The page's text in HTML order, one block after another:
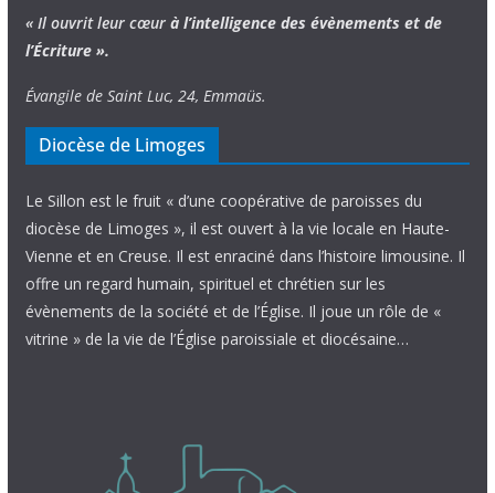
« Il ouvrit leur cœur à l’intelligence des évènements et de
l’Écriture ».
Évangile de Saint Luc, 24, Emmaüs.
Diocèse de Limoges
Le Sillon est le fruit « d’une coopérative de paroisses du
diocèse de Limoges », il est ouvert à la vie locale en Haute-
Vienne et en Creuse. Il est enraciné dans l’histoire limousine. Il
offre un regard humain, spirituel et chrétien sur les
évènements de la société et de l’Église. Il joue un rôle de «
vitrine » de la vie de l’Église paroissiale et diocésaine…